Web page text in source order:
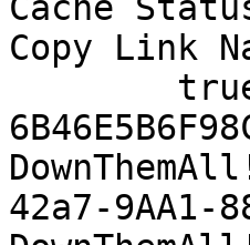
Cache
Copy Link
42a7-9AA1-